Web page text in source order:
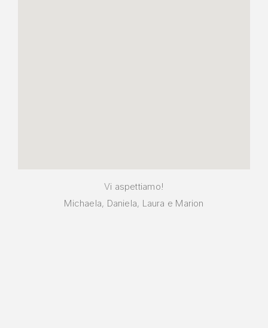
Vi aspettiamo!
Michaela, Daniela, Laura e Marion